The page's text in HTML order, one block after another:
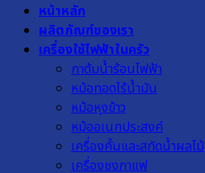
หน้าหลัก
ผลิตภัณฑ์ของเรา
เครื่องใช้ไฟฟ้าในครัว
กาต้มน้ำร้อนไฟฟ้า
หม้อทอดไร้น้ำมัน
หม้อหุงข้าว
หม้ออเนกประสงค์
เครื่องคั้นและสกัดน้ำผลไม้
เครื่องชงกาแฟ